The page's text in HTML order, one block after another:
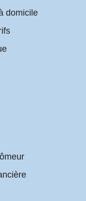
domicile